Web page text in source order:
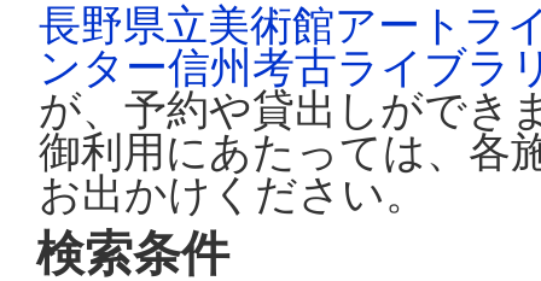
長野県立美術館アートラ
ンター信州考古ライブラ
が、予約や貸出しができ
御利用にあたっては、各
お出かけください。
検索条件